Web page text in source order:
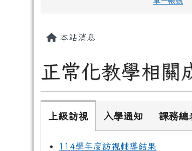
主內容區域
本站消息
正常化教學相關
上級訪視 入學通知 課務總
114學年度訪視輔導結果